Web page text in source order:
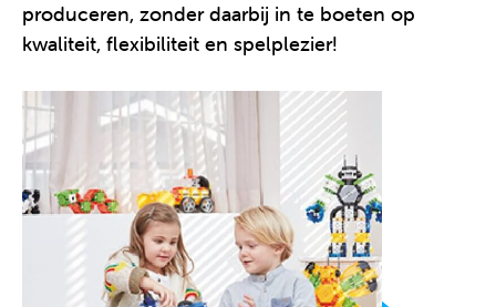
produceren, zonder daarbij in te boeten op
kwaliteit, flexibiliteit en spelplezier!